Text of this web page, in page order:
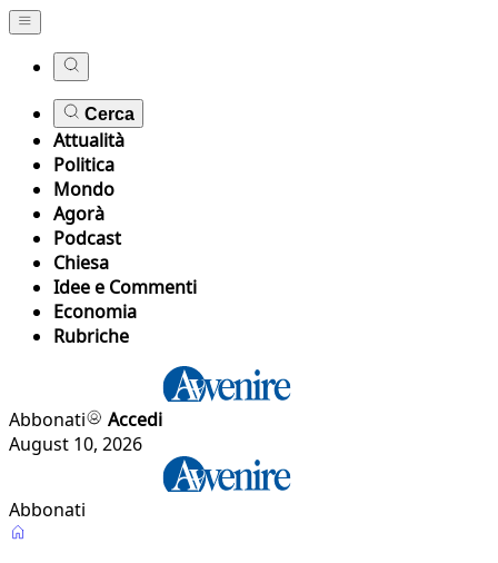
Cerca
Attualità
Politica
Mondo
Agorà
Podcast
Chiesa
Idee e Commenti
Economia
Rubriche
Abbonati
Accedi
August 10, 2026
Abbonati